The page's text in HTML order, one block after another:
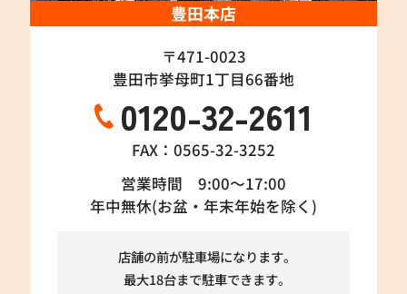
豊田本店
〒471-0023
豊田市挙母町1丁目66番地
0120-32-2611
FAX：0565-32-3252
営業時間 9:00～17:00
年中無休(お盆・年末年始を除く)
店舗の前が駐車場になります。
最大18台まで駐車できます。